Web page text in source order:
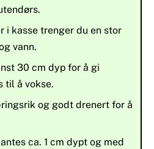
i kasse trenger du en stor
vann.
30 cm dyp for å gi
til å vokse.
og godt drenert for å
ca. 1 cm dypt og med